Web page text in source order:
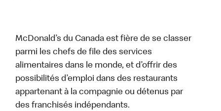
McDonald’s du Canada est fière de se classer
parmi les chefs de file des services
alimentaires dans le monde, et d’offrir des
possibilités d’emploi dans des restaurants
appartenant à la compagnie ou détenus par
des franchisés indépendants.